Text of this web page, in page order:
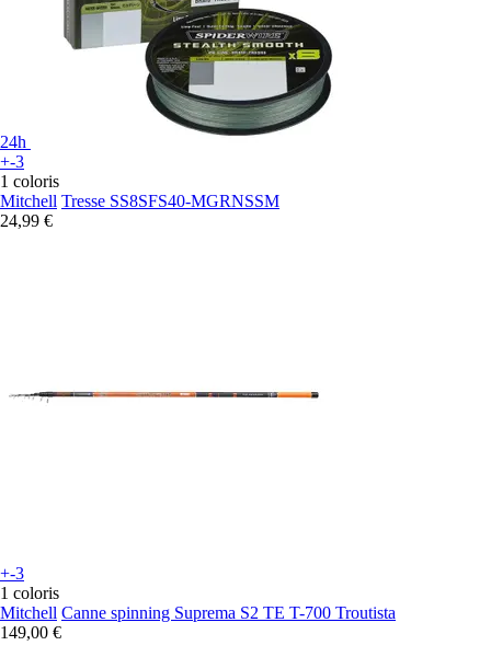
24h
+-3
1 coloris
Mitchell Tresse SS8SFS40-MGRNSSM
24,99 €
+-3
1 coloris
Mitchell Canne spinning Suprema S2 TE T-700 Troutista
149,00 €